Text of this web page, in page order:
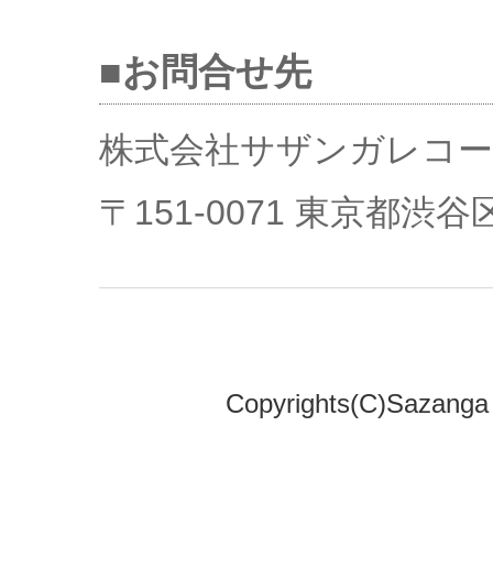
■お問合せ先
株式会社サザンガレコ
〒151-0071 東京都渋谷